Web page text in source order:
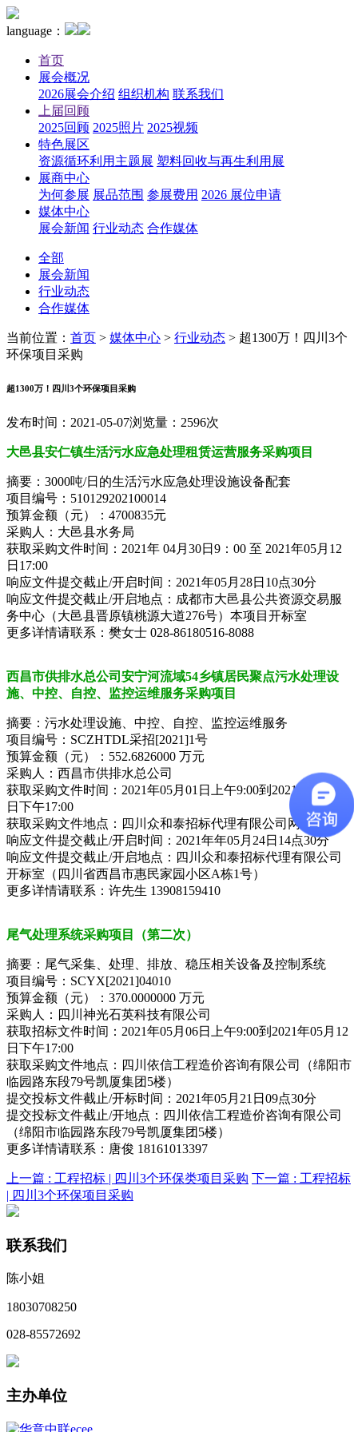
language：
首页
展会概况
2026展会介绍 组织机构 联系我们
上届回顾
2025回顾 2025照片 2025视频
特色展区
资源循环利用主题展 塑料回收与再生利用展
展商中心
为何参展 展品范围 参展费用 2026 展位申请
媒体中心
展会新闻 行业动态 合作媒体
全部
展会新闻
行业动态
合作媒体
当前位置： 首页 > 媒体中心 > 行业动态 > 超1300万！四川3个
环保项目采购
超1300万！四川3个环保项目采购
发布时间：2021-05-07浏览量：2596次
大邑县安仁镇生活污水应急处理租赁运营服务采购项目
摘要：3000吨/日的生活污水应急处理设施设备配套
项目编号：510129202100014
预算金额（元）：4700835元
采购人：大邑县水务局
获取采购文件时间：2021年 04月30日9：00 至 2021年05月12
日17:00
响应文件提交截止/开启时间：2021年05月28日10点30分
响应文件提交截止/开启地点：成都市大邑县公共资源交易服
务中心（大邑县晋原镇桃源大道276号）本项目开标室
更多详情请联系：樊女士 028-86180516-8088
西昌市供排水总公司安宁河流域54乡镇居民聚点污水处理设
施、中控、自控、监控运维服务采购项目
摘要：污水处理设施、中控、自控、监控运维服务
项目编号：SCZHTDL采招[2021]1号
预算金额（元）：552.6826000 万元
采购人：西昌市供排水总公司
获取采购文件时间：2021年05月01日上午9:00到2021年05月11
日下午17:00
获取采购文件地点：四川众和泰招标代理有限公司网站
响应文件提交截止/开启时间：2021年年05月24日14点30分
响应文件提交截止/开启地点：四川众和泰招标代理有限公司
开标室（四川省西昌市惠民家园小区A栋1号）
更多详情请联系：许先生 13908159410
尾气处理系统采购项目（第二次）
摘要：尾气采集、处理、排放、稳压相关设备及控制系统
项目编号：SCYX[2021]04010
预算金额（元）：370.0000000 万元
采购人：四川神光石英科技有限公司
获取招标文件时间：2021年05月06日上午9:00到2021年05月12
日下午17:00
获取采购文件地点：四川依信工程造价咨询有限公司（绵阳市
临园路东段79号凯厦集团5楼）
提交投标文件截止/开标时间：2021年05月21日09点30分
提交投标文件截止/开地点：四川依信工程造价咨询有限公司
（绵阳市临园路东段79号凯厦集团5楼）
更多详情请联系：唐俊 18161013397
上一篇 : 工程招标 | 四川3个环保类项目采购 下一篇 : 工程招标
| 四川3个环保项目采购
联系我们
陈小姐
18030708250
028-85572692
主办单位